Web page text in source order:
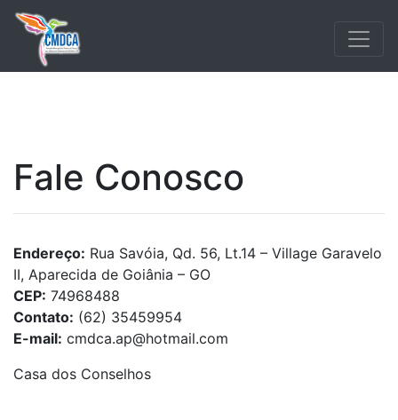
Fale Conosco
Endereço: Rua Savóia, Qd. 56, Lt.14 – Village Garavelo
II, Aparecida de Goiânia – GO
CEP: 74968488
Contato: (62) 35459954
E-mail: cmdca.ap@hotmail.com
Casa dos Conselhos